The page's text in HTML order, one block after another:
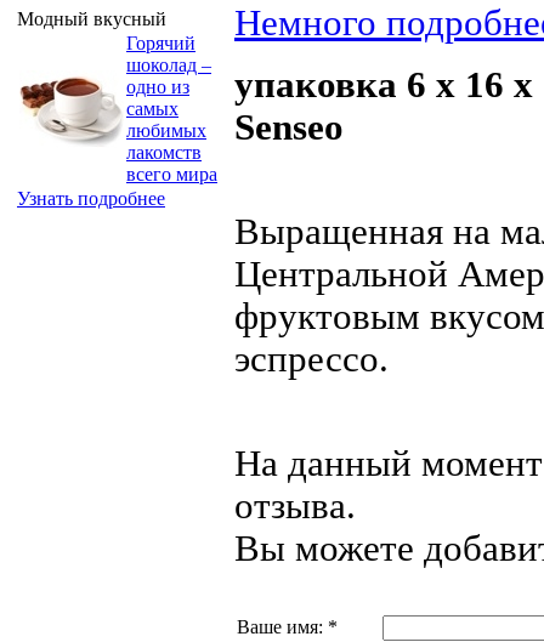
Модный вкусный
Горячий
шоколад –
одно из
самых
любимых
лакомств
всего мира
Узнать подробнее
Немного
упаковка 6 x 16
Senseo
Выращенная на
Центральной
фруктовым
эспрессо.
На данный момент
отзыва.
Вы можете
Ваше имя: *